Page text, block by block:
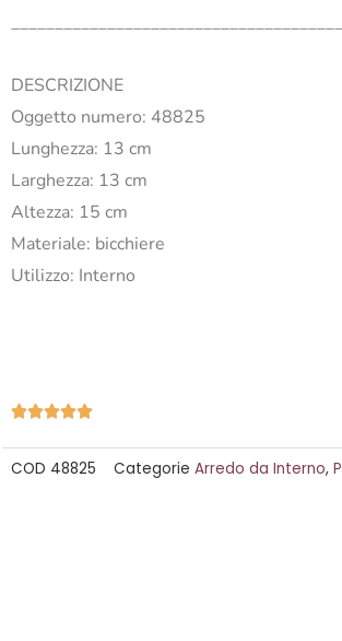
DESCRIZIONE
Oggetto numero: 48825
Lunghezza: 13 cm
Larghezza: 13 cm
Altezza: 15 cm
Materiale: bicchiere
Utilizzo: Interno
Valutazione
su
COD 48825 Categorie Arredo da Interno,